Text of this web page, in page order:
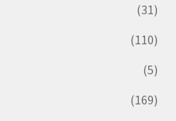
(31)
(110)
(5)
(169)